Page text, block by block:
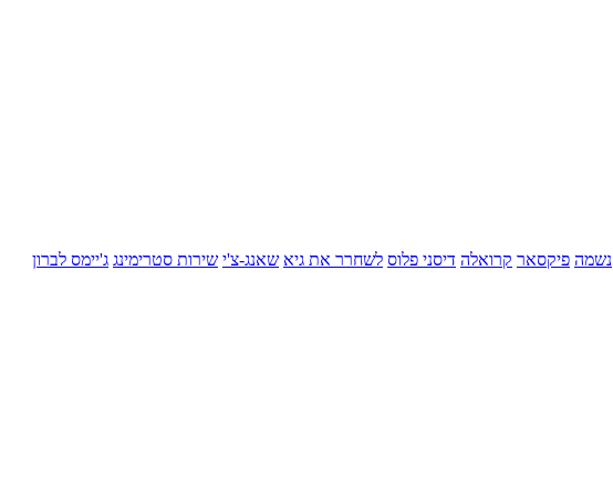
נשמה פיקסאר קרואלה דיסני פלוס לשחרר את גיא שאנג-צ'י שירות סטרימינג ג'יימס לברון